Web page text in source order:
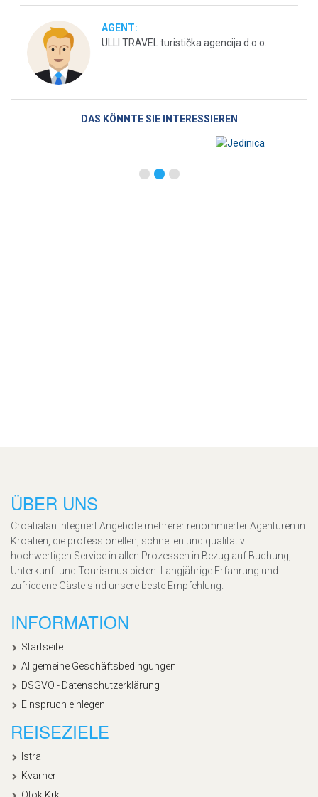
AGENT:
ULLI TRAVEL turistička agencija d.o.o.
DAS KÖNNTE SIE INTERESSIEREN
ÜBER UNS
Croatialan integriert Angebote mehrerer renommierter Agenturen in
Kroatien, die professionellen, schnellen und qualitativ
hochwertigen Service in allen Prozessen in Bezug auf Buchung,
Unterkunft und Tourismus bieten. Langjährige Erfahrung und
zufriedene Gäste sind unsere beste Empfehlung.
INFORMATION
Startseite
Allgemeine Geschäftsbedingungen
DSGVO - Datenschutzerklärung
Einspruch einlegen
REISEZIELE
Istra
Kvarner
Otok Krk